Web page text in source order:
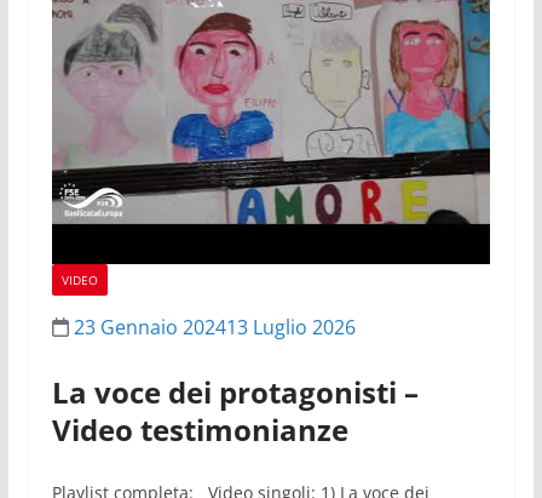
VIDEO
23 Gennaio 202413 Luglio 2026
La voce dei protagonisti –
Video testimonianze
Playlist completa: Video singoli: 1) La voce dei